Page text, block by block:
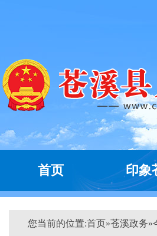
首页 印象
您当前的位置:首页»苍溪政务»